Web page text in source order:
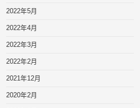
2022年5月
2022年4月
2022年3月
2022年2月
2021年12月
2020年2月